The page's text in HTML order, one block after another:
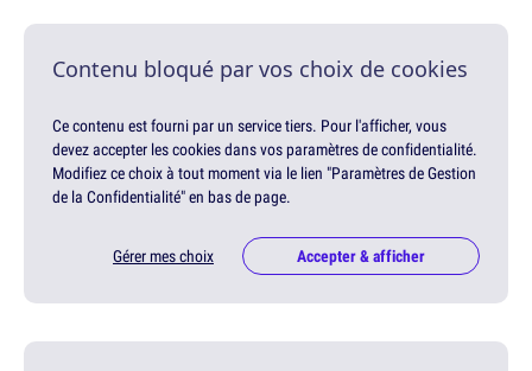
Contenu bloqué par vos choix de cookies
Ce contenu est fourni par un service tiers. Pour l'afficher, vous
devez accepter les cookies dans vos paramètres de confidentialité.
Modifiez ce choix à tout moment via le lien "Paramètres de Gestion
de la Confidentialité" en bas de page.
Gérer mes choix Accepter & afficher